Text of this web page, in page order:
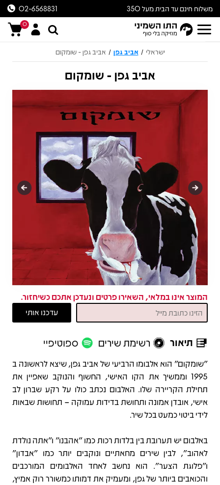
משלוח חינם עד הבית מעל 350
ש״ח
02-6568831
0
ישראלי / אביב גפן / אביב גפן - שומקום
אביב גפן - שומקום
המוצר אינו במלאי, השאירו פרטים ונעדכן אתכם כשיחזור.
תיאור רשימת שירים ספוטיפיי
תיאור
"שומקום" הוא אלבומו הרביעי של אביב גפן, שיצא לראשונה ב
1995 וממשיך את הקו האישי, החשוף והנוקב שאפיין את
תחילת הקריירה שלו. האלבום נכתב כולו על רקע שברון לב
אישי, אובדן אמונה ותחושת בדידות עמוקה – תחושות שבאות
לידי ביטוי כמעט בכל שיר.
באלבום יש תערובת בין בלדות רכות כמו "אהבנו" ו"אתה נולדת
לאהוב", לבין שירים מחאתיים ונוקבים יותר כמו "אבדון"
ו"פלוגת הצער". הוא נחשב לאחד האלבומים המורכבים
והכואבים ביותר של גפן, ומעמיק את דמותו כמשורר רוק אמיץ,